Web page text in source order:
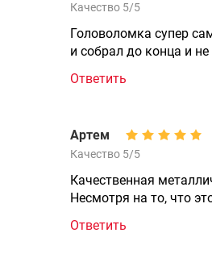
Качество 5/5
Головоломка супер
и собрал до конца и
Ответить
Артем
Качество 5/5
Качественная
Несмотря на то, что
Ответить